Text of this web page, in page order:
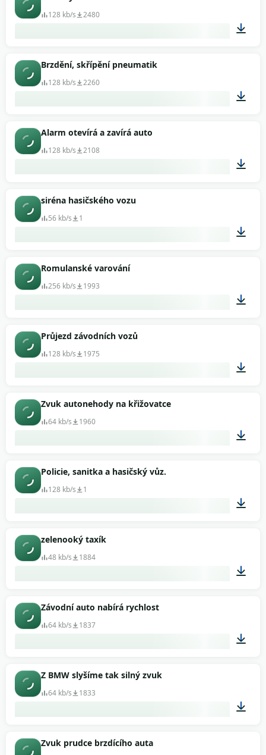
128 kb/s 2480
Brzdění, skřípění pneumatik
128 kb/s 2260
Alarm otevírá a zavírá auto
128 kb/s 2108
siréna hasičského vozu
56 kb/s 1
Romulanské varování
256 kb/s 1993
Průjezd závodních vozů
128 kb/s 1975
Zvuk autonehody na křižovatce
64 kb/s 1960
Policie, sanitka a hasičský vůz.
128 kb/s 1
zelenooký taxík
48 kb/s 1884
Závodní auto nabírá rychlost
64 kb/s 1837
Z BMW slyšíme tak silný zvuk
64 kb/s 1833
Zvuk prudce brzdícího auta